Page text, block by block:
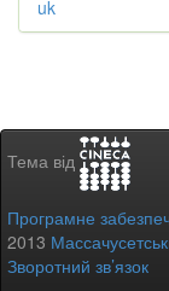
uk
Тема від
Програмне
2013
Зворотний зв’язок